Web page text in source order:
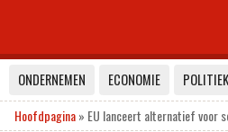
ONDERNEMEN ECONOMIE POLITIEK
Hoofdpagina» EU lanceert alternatief voor